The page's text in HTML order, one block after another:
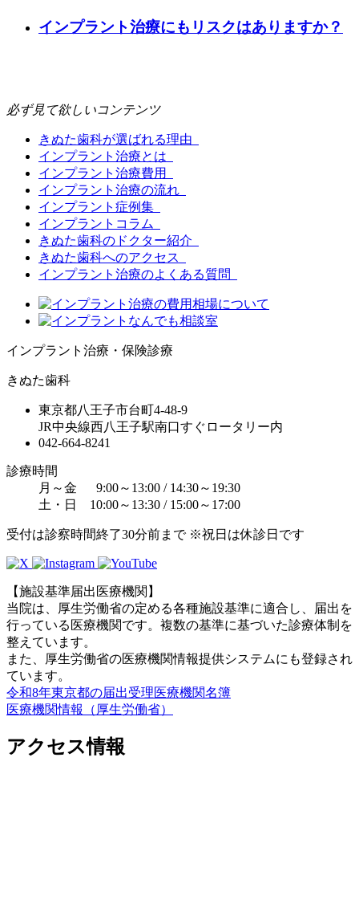
インプラント治療にもリスクはありますか？
必ず見て欲しいコンテンツ
きぬた歯科が選ばれる理由
インプラント治療とは
インプラント治療費用
インプラント治療の流れ
インプラント症例集
インプラントコラム
きぬた歯科のドクター紹介
きぬた歯科へのアクセス
インプラント治療のよくある質問
インプラント治療・保険診療
きぬた歯科
東京都八王子市台町4-48-9
JR中央線西八王子駅南口すぐロータリー内
042-664-8241
診療時間
月～金 9:00～13:00 / 14:30～19:30
土・日 10:00～13:30 / 15:00～17:00
受付は診察時間終了30分前まで ※祝日は休診日です
【施設基準届出医療機関】
当院は、厚生労働省の定める各種施設基準に適合し、届出を
行っている医療機関です。複数の基準に基づいた診療体制を
整えています。
また、厚生労働省の医療機関情報提供システムにも登録され
ています。
令和8年東京都の届出受理医療機関名簿
医療機関情報（厚生労働省）
アクセス情報